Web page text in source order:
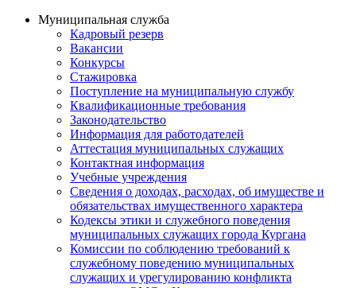
Муниципальная служба
Кадровый резерв
Вакансии
Конкурсы
Стажировка
Поступление на муниципальную службу
Квалификационные требования
Законодательство
Информация для работодателей
Аттестация муниципальных служащих
Контактная информация
Учебные учреждения
Сведения о доходах, расходах, об имуществе и
обязательствах имущественного характера
Кодексы этики и служебного поведения
муниципальных служащих города Кургана
Комиссии по соблюдению требований к
служебному поведению муниципальных
служащих и урегулированию конфликта